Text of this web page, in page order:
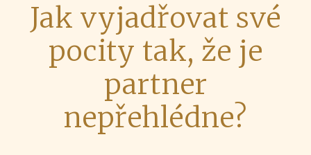
Jak vyjadřovat své
pocity tak, že je
partner
nepřehlédne?